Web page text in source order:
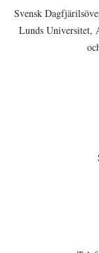
Svensk
Lunds Universitet,